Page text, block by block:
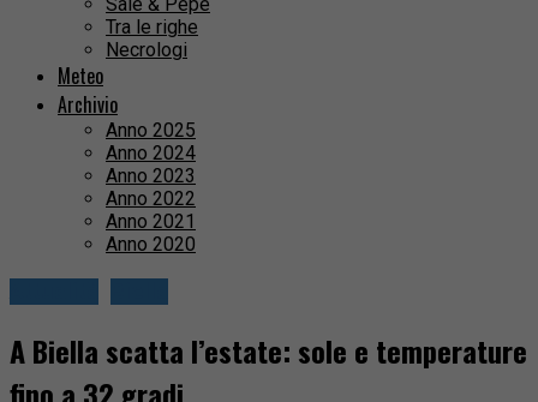
Sale & Pepe
Tra le righe
Necrologi
Meteo
Archivio
Anno 2025
Anno 2024
Anno 2023
Anno 2022
Anno 2021
Anno 2020
A Biella scatta l’estate: sole e temperature